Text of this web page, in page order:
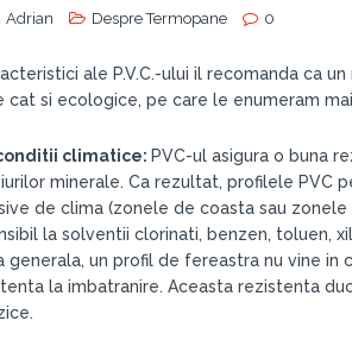
Adrian Despre Termopane 0
ale P.V.C.-ului il recomanda ca
si ecologice, pe care le enumeram
climatice: PVC-ul asigura o buna
minerale. Ca rezultat, profilele
de clima (zonele de coasta sau
la solventii clorinati, benzen, toluen,
generala, un profil de fereastra nu vine
la imbatranire. Aceasta rezistenta